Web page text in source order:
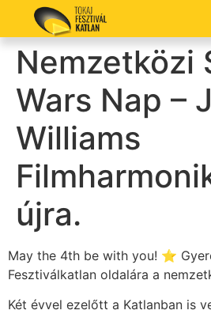
Nemzetközi
Wars Nap –
Williams
újra.
May the 4th be with you! ⭐
Fesztiválkatlan oldalára a
Két évvel ezelőtt a Katlanban is